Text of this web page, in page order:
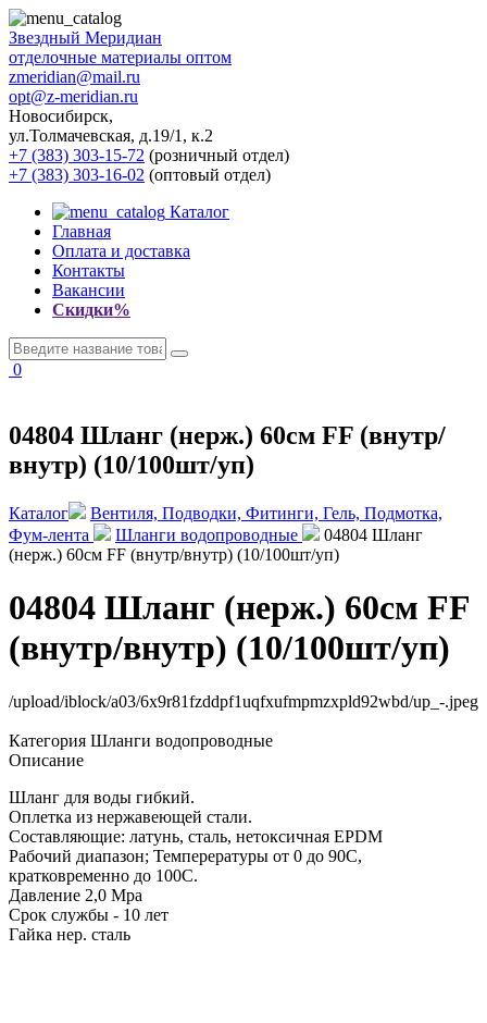
Звездный Меридиан
отделочные материалы оптом
zmeridian@mail.ru
opt@z-meridian.ru
Новосибирск,
ул.Толмачевская, д.19/1, к.2
+7 (383) 303-15-72 (розничный отдел)
+7 (383) 303-16-02 (оптовый отдел)
Каталог
Главная
Оплата и доставка
Контакты
Вакансии
Скидки%
0
04804 Шланг (нерж.) 60см FF (внутр/
внутр) (10/100шт/уп)
Каталог
Вентиля, Подводки, Фитинги, Гель, Подмотка,
Фум-лента
Шланги водопроводные
04804 Шланг
(нерж.) 60см FF (внутр/внутр) (10/100шт/уп)
04804 Шланг (нерж.) 60см FF
(внутр/внутр) (10/100шт/уп)
/upload/iblock/a03/6x9r81fzddpf1uqfxufmpmzxpld92wbd/up_-.jpeg
Категория Шланги водопроводные
Описание
Шланг для воды гибкий.
Оплетка из нержавеющей стали.
Составляющие: латунь, сталь, нетоксичная EPDM
Рабочий диапазон; Темперературы от 0 до 90С,
кратковременно до 100С.
Давление 2,0 Мра
Срок службы - 10 лет
Гайка нер. сталь